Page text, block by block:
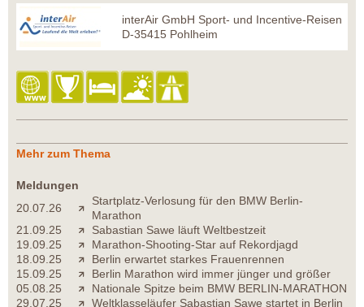
interAir GmbH Sport- und Incentive-Reisen
D-35415 Pohlheim
Mehr zum Thema
Meldungen
20.07.26
Startplatz-Verlosung für den BMW Berlin-
Marathon
21.09.25
Sabastian Sawe läuft Weltbestzeit
19.09.25
Marathon-Shooting-Star auf Rekordjagd
18.09.25
Berlin erwartet starkes Frauenrennen
15.09.25
Berlin Marathon wird immer jünger und größer
05.08.25
Nationale Spitze beim BMW BERLIN-MARATHON
29.07.25
Weltklasseläufer Sabastian Sawe startet in Berlin